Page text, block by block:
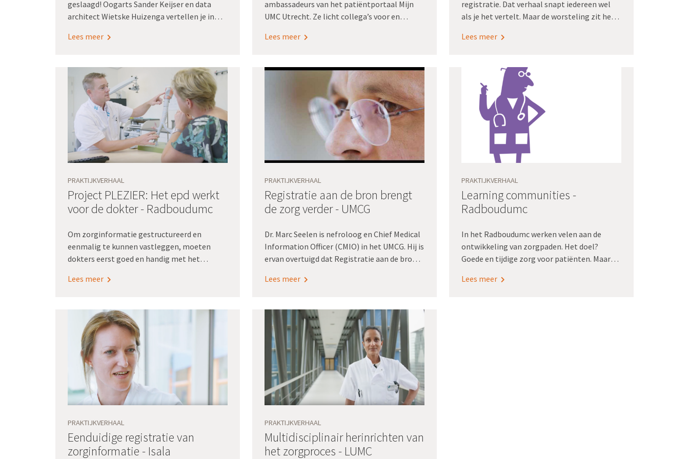
geslaagd! Oogarts Sander Keijser en data
architect Wietske Huizenga vertellen je in
kwaliteitsregistratie cataract
Lees meer
ambassadeurs van het patiëntportaal Mijn
UMC Utrecht. Ze licht collega’s voor en
Zo dragen Bijlsma en haar collega-
doelstellingen van Registratie aan de bron:
elke patiënt heeft toegang tot zijn
zorginformatie en voert regie op zijn of haar
Lees meer
registratie. Dat verhaal snapt iedereen wel
als je het vertelt. Maar de worsteling zit hem
wel voor gezet moeten worden concreet en
roadmaptrekker in het UMCG van Registratie
aan de bron.
Lees meer
PRAKTIJKVERHAAL
Project PLEZIER: Het epd werkt
voor de dokter - Radboudumc
Om zorginformatie gestructureerd en
eenmalig te kunnen vastleggen, moeten
dokters eerst goed en handig met het
werken. En daar schort het nogal eens aan. In
Daarin trainen artsen die het werken met het
epd volledig onder de knie hebben, hun
collega’s.
Lees meer
PRAKTIJKVERHAAL
Registratie aan de bron brengt
de zorg verder - UMCG
Dr. Marc Seelen is nefroloog en Chief Medical
Information Officer (CMIO) in het UMCG. Hij is
ervan overtuigd dat Registratie aan de bron
Lees meer
PRAKTIJKVERHAAL
Learning communities -
Radboudumc
In het Radboudumc werken velen aan de
ontwikkeling van zorgpaden. Het doel?
Goede en tijdige zorg voor patiënten. Maar
zover dat ze komen tot de analyse en het
Lees meer
PRAKTIJKVERHAAL
Eenduidige registratie van
zorginformatie - Isala
PRAKTIJKVERHAAL
Multidisciplinair herinrichten van
het zorgproces - LUMC